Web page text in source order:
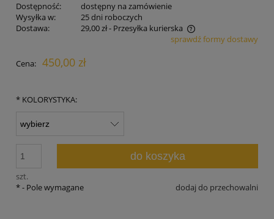
Dostępność:
dostępny na zamówienie
Wysyłka w:
25 dni roboczych
Dostawa:
29,00 zł- Przesyłka kurierska
Cena nie zawiera ewentualnych kosztów płatnościsprawdź formy dostawy
Cena: 450,00 zł
* KOLORYSTYKA:
szt.
do koszyka
dodaj do przechowalni
*- Pole wymagane